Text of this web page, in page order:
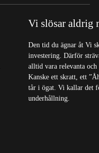
Vi slösar aldrig
Den tid du ägnar åt Vi
investering. Därför
alltid vara relevanta och
Kanske ett skratt, ett
tår i ögat. Vi kallar det
underhållning.